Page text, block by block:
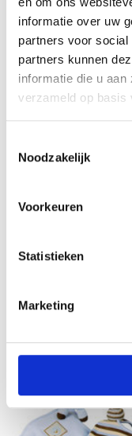
informatie over uw
partners voor
partners kunnen
informatie die u
verzameld op basis
Noodzakelijk
Voorkeuren
Statistieken
Marketing
13.99